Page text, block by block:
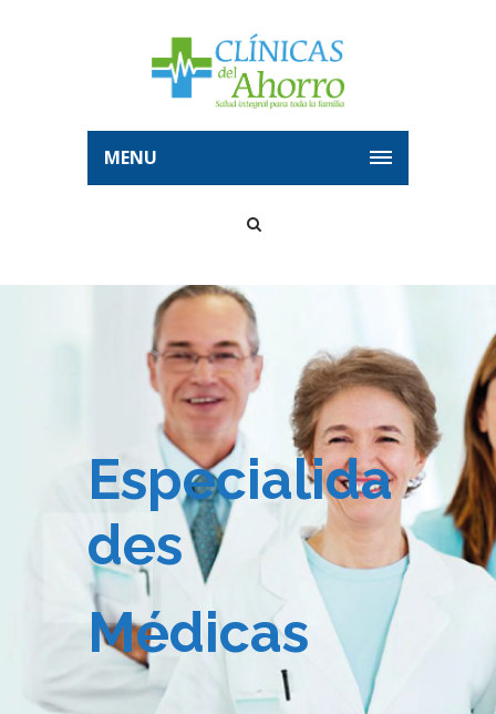
MENU
Especialidades
Home Especialidades
Especialida
des
Médicas